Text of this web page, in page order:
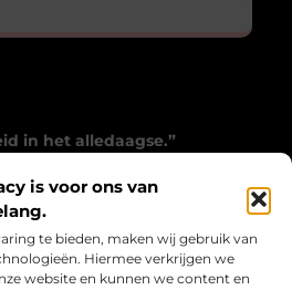
is voor ons van
te bieden, maken wij gebruik van
Hiermee verkrijgen we
website en kunnen we content en
in het alledaagse.”
met andere ogen kijken naar
die verwonderen, verrijken
bijzonder maken.